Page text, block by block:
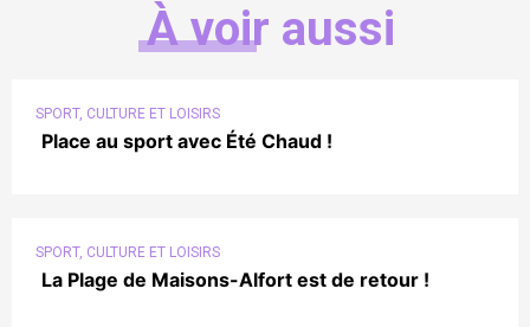
À voir aussi
SPORT, CULTURE ET LOISIRS
Place au sport avec Été Chaud !
SPORT, CULTURE ET LOISIRS
La Plage de Maisons-Alfort est de retour !